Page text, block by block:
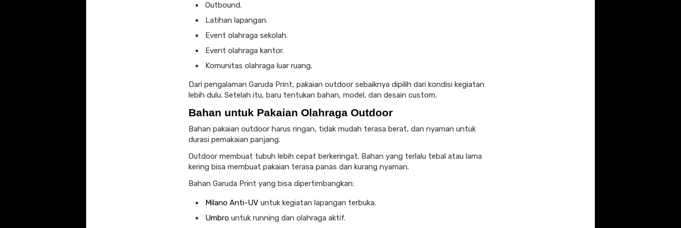
Outbound.
Latihan lapangan.
Event olahraga sekolah.
Event olahraga kantor.
Komunitas olahraga luar ruang.
Dari pengalaman Garuda Print, pakaian outdoor sebaiknya dipilih dari kondisi kegiatan
lebih dulu. Setelah itu, baru tentukan bahan, model, dan desain custom.
Bahan untuk Pakaian Olahraga Outdoor
Bahan pakaian outdoor harus ringan, tidak mudah terasa berat, dan nyaman untuk
durasi pemakaian panjang.
Outdoor membuat tubuh lebih cepat berkeringat. Bahan yang terlalu tebal atau lama
kering bisa membuat pakaian terasa panas dan kurang nyaman.
Bahan Garuda Print yang bisa dipertimbangkan:
Milano Anti-UV untuk kegiatan lapangan terbuka.
Umbro untuk running dan olahraga aktif.